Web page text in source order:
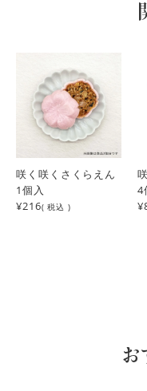
咲く咲くさくらえん
1個入
¥216( 税込 )
4
お